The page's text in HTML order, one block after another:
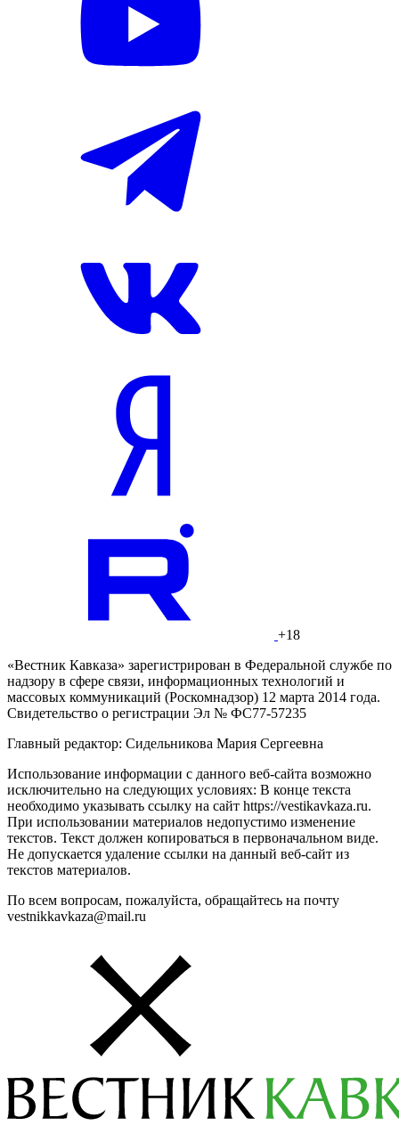
+18
«Вестник Кавказа» зарегистрирован в Федеральной службе по
надзору в сфере связи, информационных технологий и
массовых коммуникаций (Роскомнадзор) 12 марта 2014 года.
Свидетельство о регистрации Эл № ФС77-57235
Главный редактор: Сидельникова Мария Сергеевна
Использование информации с данного веб-сайта возможно
исключительно на следующих условиях: В конце текста
необходимо указывать ссылку на сайт https://vestikavkaza.ru.
При использовании материалов недопустимо изменение
текстов. Текст должен копироваться в первоначальном виде.
Не допускается удаление ссылки на данный веб-сайт из
текстов материалов.
По всем вопросам, пожалуйста, обращайтесь на почту
vestnikkavkaza@mail.ru